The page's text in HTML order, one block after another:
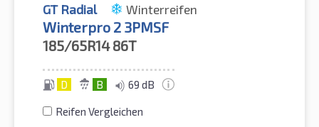
GT Radial Winterreifen
Winterpro 2 3PMSF
185/65R14 86T
D B 69 dB
Reifen Vergleichen